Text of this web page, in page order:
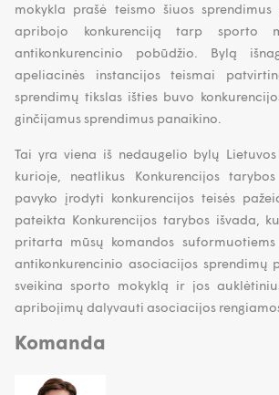
mokykla prašė teismo šiuos
apribojo konkurenciją tarp sporto
antikonkurencinio pobūdžio. Bylą
apeliacinės instancijos teismai
sprendimų tikslas išties buvo
ginčijamus sprendimus panaikino.
Tai yra viena iš nedaugelio bylų
kurioje, neatlikus Konkurencijos
pavyko įrodyti konkurencijos teisės
pateikta Konkurencijos tarybos išvada,
pritarta mūsų komandos
antikonkurencinio asociacijos sprendimų
sveikina sporto mokyklą ir jos
apribojimų dalyvauti asociacijos
Komanda